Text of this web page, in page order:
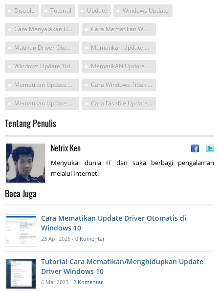
Disable Tutorial Update Windows Update
Cara Menyalakan Update Windows Cara Mematikan Windows Update Windows 10
Matikan Driver Otomatis Win 10 Regedit Mematikan Update Otomatis Dengan Regedit
Windows Update Tidak Berjalan MematikAN Update Win 10
Mematikan Update Otomatis Windows Cara Windows Tidak Update Otomatis
Mematikan Update Otomatis Cara Disable Update Otomatis
Tentang Penulis
Netrix Ken
Menyukai dunia IT dan suka berbagi pengalaman
melalui Internet.
Baca Juga
Cara Mematikan Update Driver Otomatis di
Windows 10
23 Apr 2026 - 0 Komentar
Tutorial Cara Mematikan/Menghidupkan Update
Driver Windows 10
6 Mar 2023 - 2 Komentar